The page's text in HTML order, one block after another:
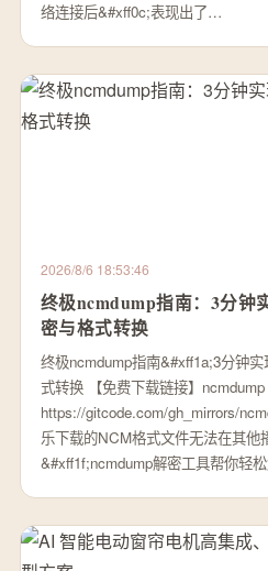
络连接后&#xff0c;表现出了…
2026/8/6 18:53:46
终极ncmdump指南：3分钟
密与格式转换
终极ncmdump指南&#xff1a;3分钟
式转换 【免费下载链接】
https://gitcode.com/gh_mirrors/
乐下载的NCM格式文件无法在其他
&#xff1f;ncmdump解密工具帮你轻